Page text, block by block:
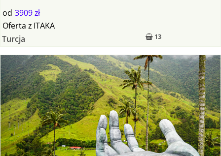
od 3909 zł
13
Oferta z ITAKA
Turcja